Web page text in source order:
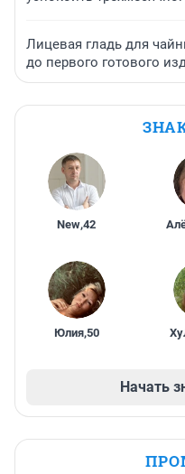
Лицевая гладь для
до первого готового
New,42
Юлия,50
Начать